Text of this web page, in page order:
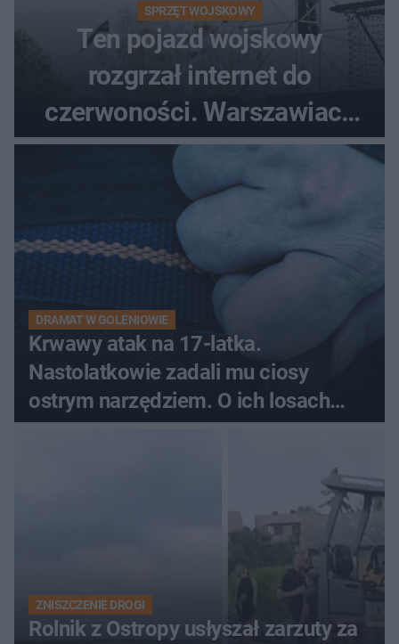
SPRZĘT WOJSKOWY
Ten pojazd wojskowy
rozgrzał internet do
czerwoności. Warszawiacy
pytali, czy to Mad Max!
DRAMAT W GOLENIOWIE
Krwawy atak na 17-latka.
Nastolatkowie zadali mu ciosy
ostrym narzędziem. O ich losach
zdecyduje sąd rodzinny
ZNISZCZENIE DROGI
Rolnik z Ostropy usłyszał zarzuty za